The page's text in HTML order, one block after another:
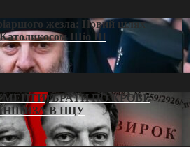
жезла: Новий шлях
Католикосом Шіо III
БРАТИ ПО КРОВІ:
В ПЦУ